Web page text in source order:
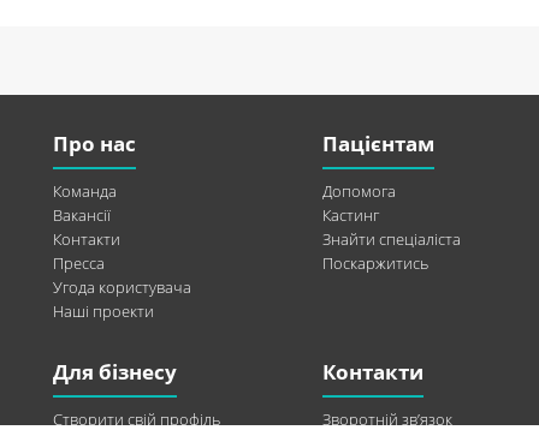
Про нас
Команда
Вакансії
Контакти
Пресса
Угода користувача
Наші проекти
Пацієнтам
Допомога
Кастинг
Знайти спеціаліста
Поскаржитись
Для бізнесу
Створити свій профіль
Контакти
Зворотній зв’язок